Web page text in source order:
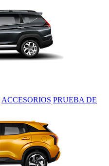
ACCESORIOS PRUEBA DE